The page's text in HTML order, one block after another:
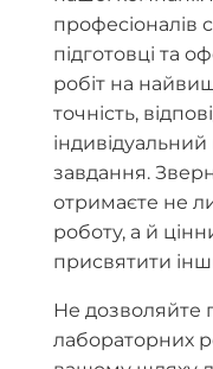
професіоналів
підготовці та
робіт на
точність,
завдання.
отримаєте не
роботу, а й
присвятити
Не дозволяйте
лабораторних